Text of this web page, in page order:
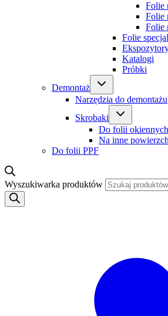
Folie
Folie
Folie
Folie
Katalogi
Próbki
Demontaż
Narzędzia do demontażu
Skrobaki
Do folii okiennych
Na inne
Do folii PPF
Wyszukiwarka produktów